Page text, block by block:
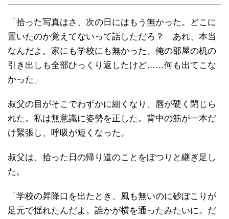
「拾った写真はさ、次の日にはもう無かった。どこに
置いたのか覚えてないって話しただろ？ あれ、本当
なんだよ。家にも学校にも無かった。俺の部屋の机の
引き出しも全部ひっくり返したけど……何も出てこな
かった」
叔父の目がそこでわずかに細くなり、唇が硬く閉じら
れた。私は無意識に姿勢を正した。背中の筋が一本だ
け緊張し、呼吸が短くなった。
叔父は、拾った日の帰り道のことをぽつりと継ぎ足し
た。
「学校の昇降口を出たとき、風も無いのに砂ぼこりが
足元で揺れたんだよ。誰かが横を通ったみたいに。だ